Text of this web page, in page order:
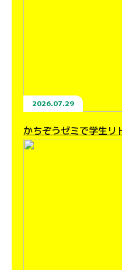
2026.07.29
かちぞうゼミで学生リ